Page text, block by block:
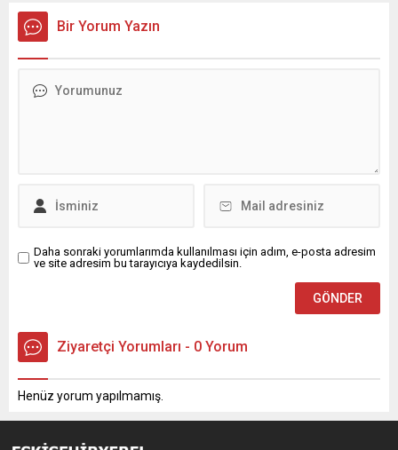
Bir Yorum Yazın
Daha sonraki yorumlarımda kullanılması için adım, e-posta adresim
ve site adresim bu tarayıcıya kaydedilsin.
Ziyaretçi Yorumları - 0 Yorum
Henüz yorum yapılmamış.